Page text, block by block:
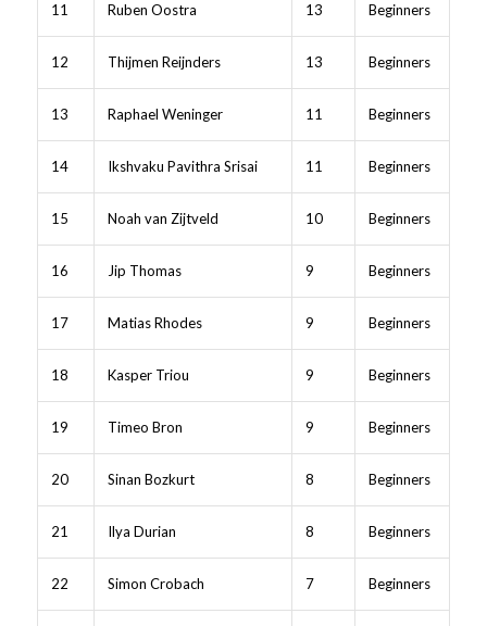
11 Ruben Oostra 13 Beginners
12 Thijmen Reijnders 13 Beginners
13 Raphael Weninger 11 Beginners
14 Ikshvaku Pavithra Srisai 11 Beginners
15 Noah van Zijtveld 10 Beginners
16 Jip Thomas 9 Beginners
17 Matias Rhodes 9 Beginners
18 Kasper Triou 9 Beginners
19 Timeo Bron 9 Beginners
20 Sinan Bozkurt 8 Beginners
21 Ilya Durian 8 Beginners
22 Simon Crobach 7 Beginners